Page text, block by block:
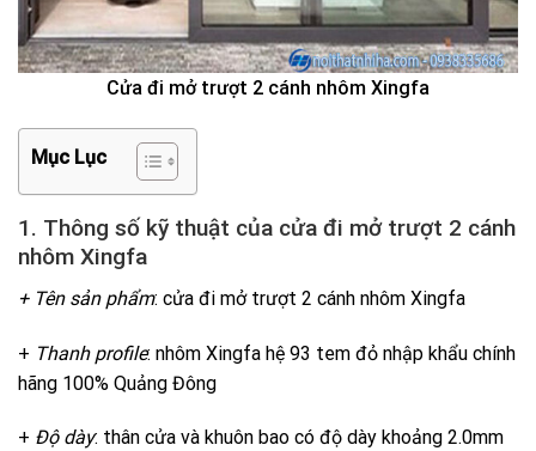
Cửa đi mở trượt 2 cánh nhôm Xingfa
Mục Lục
1. Thông số kỹ thuật của cửa đi mở trượt 2 cánh
nhôm Xingfa
+ Tên sản phẩm: cửa đi mở trượt 2 cánh nhôm Xingfa
+ Thanh profile: nhôm Xingfa hệ 93 tem đỏ nhập khẩu chính
hãng 100% Quảng Đông
+ Độ dày: thân cửa và khuôn bao có độ dày khoảng 2.0mm